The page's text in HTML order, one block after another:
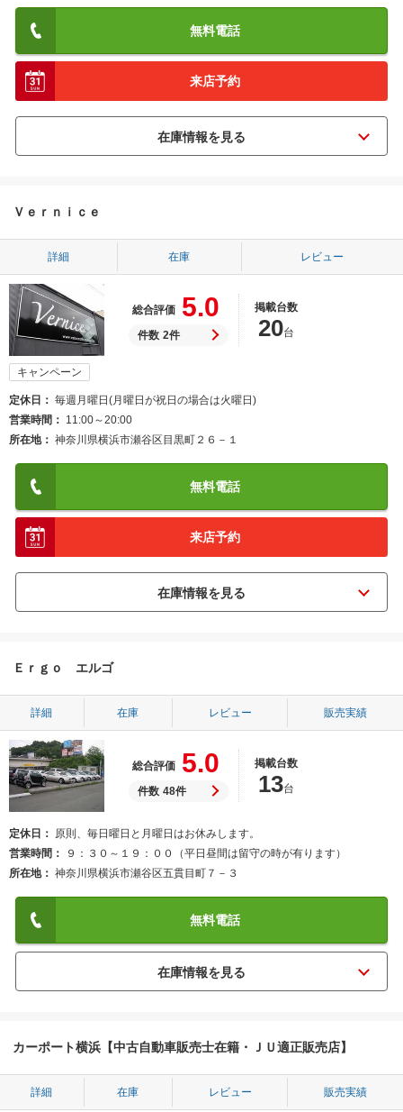
無料電話
来店予約
Ｖｅｒｎｉｃｅ
詳細 在庫 レビュー
総合評価 5.0
件数 2件
掲載台数
20台
キャンペーン
定休日
毎週月曜日(月曜日が祝日の場合は火曜日)
営業時間
11:00～20:00
所在地
神奈川県横浜市瀬谷区目黒町２６－１
無料電話
来店予約
Ｅｒｇｏ エルゴ
詳細 在庫 レビュー 販売実績
総合評価 5.0
件数 48件
掲載台数
13台
定休日
原則、毎日曜日と月曜日はお休みします。
営業時間
９：３０～１９：００（平日昼間は留守の時が有ります）
所在地
神奈川県横浜市瀬谷区五貫目町７－３
無料電話
カーポート横浜【中古自動車販売士在籍・ＪＵ適正販売店】
詳細 在庫 レビュー 販売実績